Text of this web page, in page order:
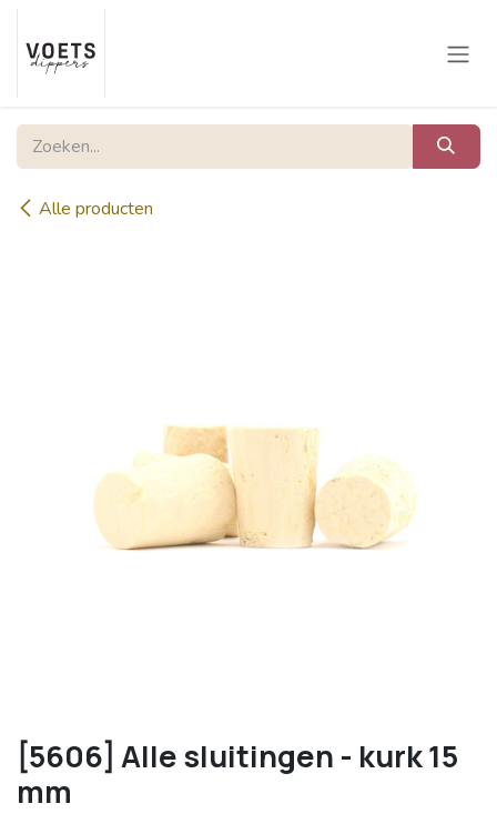
Overslaan naar inhoud
Alle producten
[5606] Alle sluitingen - kurk 15
mm